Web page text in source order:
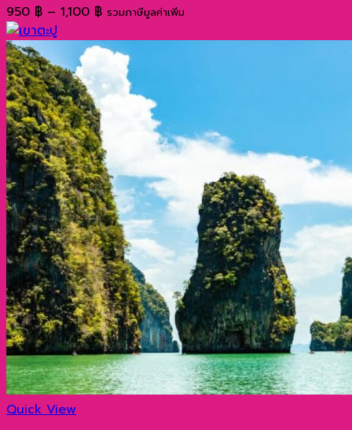
950 ฿ – 1,100 ฿Price
950 ฿
through
1,100 ฿
รวมภาษีมูลค่าเพิ่ม
Quick View